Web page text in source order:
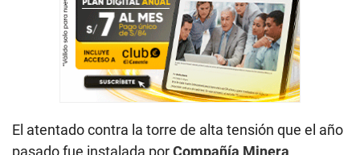
El atentado contra la torre de alta tensión que el año
pasado fue instalada porCompañía Minera